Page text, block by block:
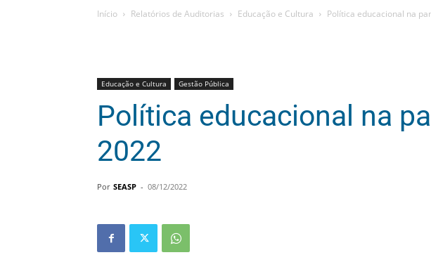
Início Relatórios de Auditorias Educação e Cultura Política educacional na
Educação e Cultura Gestão Pública
Política educacional na
2022
Por SEASP - 08/12/2022